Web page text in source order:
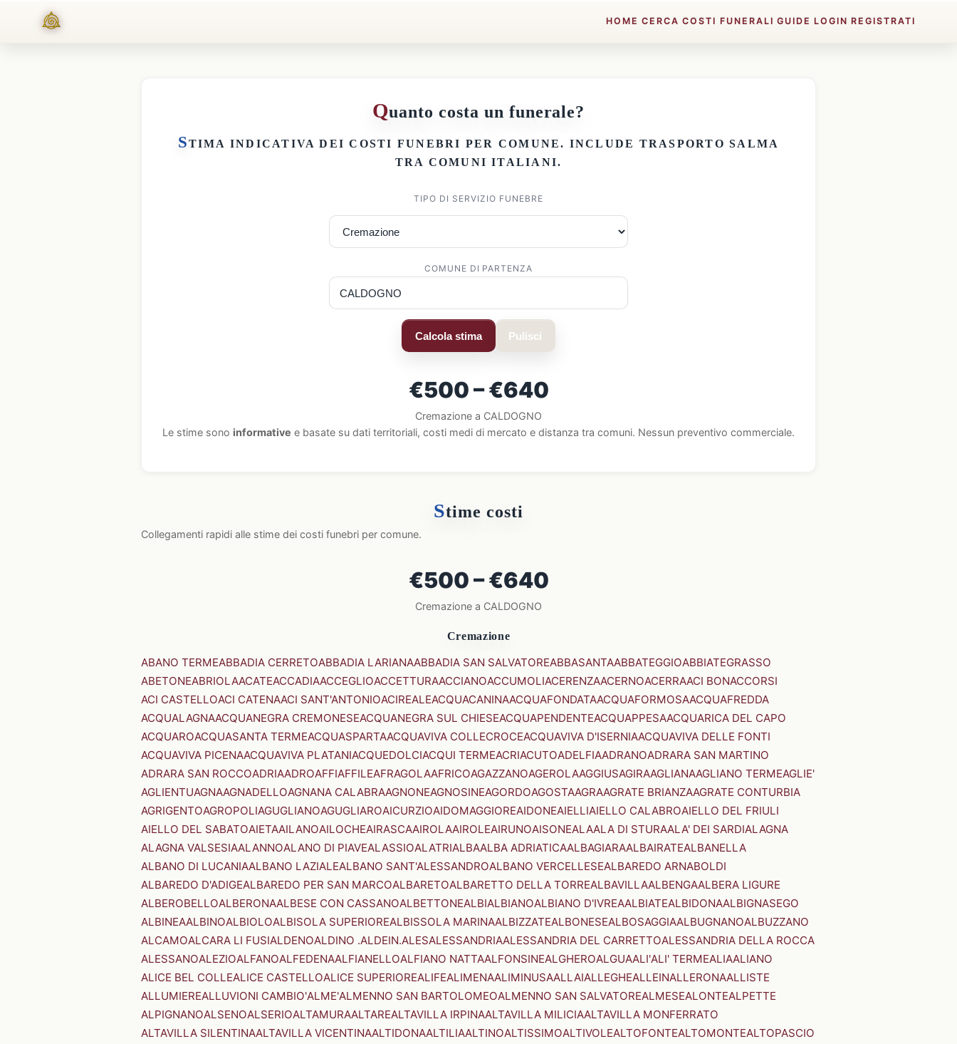
HOME CERCA COSTI FUNERALI GUIDE LOGIN REGISTRATI
Quanto costa un funerale?
STIMA INDICATIVA DEICOSTI FUNEBRI PER COMUNE. INCLUDE TRASPORTO SALMA
TRA COMUNI ITALIANI.
TIPO DI SERVIZIO FUNEBRE
COMUNE DI PARTENZA
Calcola stima Pulisci
€500 – €640
Cremazione a CALDOGNO
Le stime sono informative e basate su dati territoriali, costi medi di mercato e distanza tra comuni. Nessun preventivo commerciale.
Stime costi
Collegamenti rapidi alle stime dei costi funebri per comune.
€500 – €640
Cremazione a CALDOGNO
Cremazione
ABANO TERMEABBADIA CERRETOABBADIA LARIANAABBADIA SAN SALVATOREABBASANTAABBATEGGIOABBIATEGRASSO
ABETONEABRIOLAACATEACCADIAACCEGLIOACCETTURAACCIANOACCUMOLIACERENZAACERNOACERRAACI BONACCORSI
ACI CASTELLOACI CATENAACI SANT'ANTONIOACIREALEACQUACANINAACQUAFONDATAACQUAFORMOSAACQUAFREDDA
ACQUALAGNAACQUANEGRA CREMONESEACQUANEGRA SUL CHIESEACQUAPENDENTEACQUAPPESAACQUARICA DEL CAPO
ACQUAROACQUASANTA TERMEACQUASPARTAACQUAVIVA COLLECROCEACQUAVIVA D'ISERNIAACQUAVIVA DELLE FONTI
ACQUAVIVA PICENAACQUAVIVA PLATANIACQUEDOLCIACQUI TERMEACRIACUTOADELFIAADRANOADRARA SAN MARTINO
ADRARA SAN ROCCOADRIAADROAFFIAFFILEAFRAGOLAAFRICOAGAZZANOAGEROLAAGGIUSAGIRAAGLIANAAGLIANO TERMEAGLIE'
AGLIENTUAGNAAGNADELLOAGNANA CALABRAAGNONEAGNOSINEAGORDOAGOSTAAGRAAGRATE BRIANZAAGRATE CONTURBIA
AGRIGENTOAGROPOLIAGUGLIANOAGUGLIAROAICURZIOAIDOMAGGIOREAIDONEAIELLIAIELLO CALABROAIELLO DEL FRIULI
AIELLO DEL SABATOAIETAAILANOAILOCHEAIRASCAAIROLAAIROLEAIRUNOAISONEALAALA DI STURAALA' DEI SARDIALAGNA
ALAGNA VALSESIAALANNOALANO DI PIAVEALASSIOALATRIALBAALBA ADRIATICAALBAGIARAALBAIRATEALBANELLA
ALBANO DI LUCANIAALBANO LAZIALEALBANO SANT'ALESSANDROALBANO VERCELLESEALBAREDO ARNABOLDI
ALBAREDO D'ADIGEALBAREDO PER SAN MARCOALBARETOALBARETTO DELLA TORREALBAVILLAALBENGAALBERA LIGURE
ALBEROBELLOALBERONAALBESE CON CASSANOALBETTONEALBIALBIANOALBIANO D'IVREAALBIATEALBIDONAALBIGNASEGO
ALBINEAALBINOALBIOLOALBISOLA SUPERIOREALBISSOLA MARINAALBIZZATEALBONESEALBOSAGGIAALBUGNANOALBUZZANO
ALCAMOALCARA LI FUSIALDENOALDINO .ALDEIN.ALESALESSANDRIAALESSANDRIA DEL CARRETTOALESSANDRIA DELLA ROCCA
ALESSANOALEZIOALFANOALFEDENAALFIANELLOALFIANO NATTAALFONSINEALGHEROALGUAALI'ALI' TERMEALIAALIANO
ALICE BEL COLLEALICE CASTELLOALICE SUPERIOREALIFEALIMENAALIMINUSAALLAIALLEGHEALLEINALLERONAALLISTE
ALLUMIEREALLUVIONI CAMBIO'ALME'ALMENNO SAN BARTOLOMEOALMENNO SAN SALVATOREALMESEALONTEALPETTE
ALPIGNANOALSENOALSERIOALTAMURAALTAREALTAVILLA IRPINAALTAVILLA MILICIAALTAVILLA MONFERRATO
ALTAVILLA SILENTINAALTAVILLA VICENTINAALTIDONAALTILIAALTINOALTISSIMOALTIVOLEALTOFONTEALTOMONTEALTOPASCIO